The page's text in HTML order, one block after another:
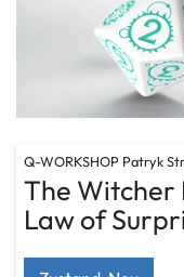
Q-WORKSHOP Patryk
The Witcher
Law of